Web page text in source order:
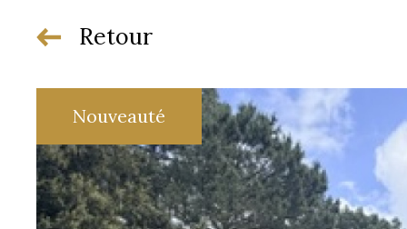
Retour
Nouveauté